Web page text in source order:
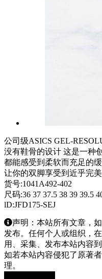
公司级ASICS GEL-
没有鞋骨的设计 这是一种
都能感受到柔软而充足的
让你的双脚享受到近乎完
货号:1041A492-402
尺码:36 37 37.5 38 39 39.5
lD:JFD175-SEJ
声明：本站所有文章，
发布。任何个人或组织，
用、采集、发布本站内容
如若本站内容侵犯了原著
理。